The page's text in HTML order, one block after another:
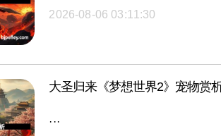
2026-08-06 03:11:30
大圣归来《梦想世界2》宠物赏
···